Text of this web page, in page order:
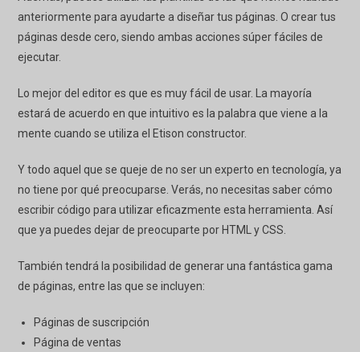
anteriormente para ayudarte a diseñar tus páginas. O crear tus
páginas desde cero, siendo ambas acciones súper fáciles de
ejecutar.
Lo mejor del editor es que es muy fácil de usar. La mayoría
estará de acuerdo en que intuitivo es la palabra que viene a la
mente cuando se utilizael Etison constructor.
Y todo aquel que se queje de no ser un experto en tecnología, ya
no tiene por qué preocuparse. Verás, no necesitas saber cómo
escribir código para utilizar eficazmente esta herramienta. Así
que ya puedes dejar de preocuparte por HTML y CSS.
También tendrá la posibilidad de generar una fantástica gama
de páginas, entre las que se incluyen:
Páginas de suscripción
Página de ventas